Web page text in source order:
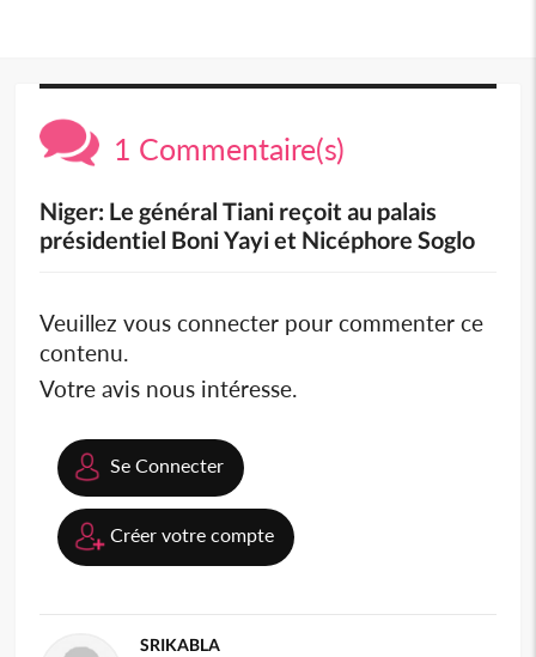
1 Commentaire(s)
Niger: Le général Tiani reçoit au palais
présidentiel Boni Yayi et Nicéphore Soglo
Veuillez vous connecter pour commenter ce
contenu.
Votre avis nous intéresse.
Se Connecter
Créer votre compte
SRIKABLA